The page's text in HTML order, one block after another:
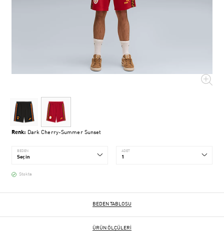
Renk: Dark Cherry-Summer Sunset
BEDEN ADET
Stokta
BEDEN TABLOSU
ÜRÜN ÖLÇÜLERI